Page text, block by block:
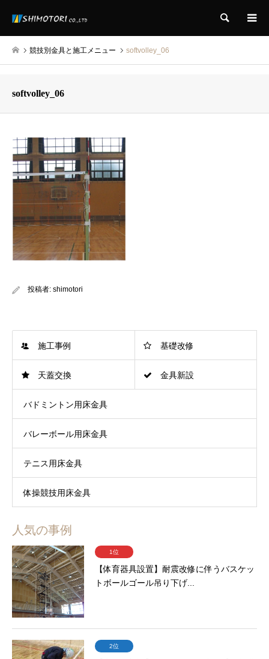
検索
競技別金具と施工メニュー softvolley_06
softvolley_06
投稿者: shimotori
施工事例 基礎改修
天蓋交換 金具新設
バドミントン用床金具
バレーボール用床金具
テニス用床金具
体操競技用床金具
人気の事例
1位
【体育器具設置】耐震改修に伴うバスケッ
トボールゴール吊り下げ...
2位